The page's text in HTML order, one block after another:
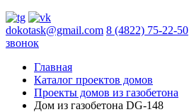
dokotask@gmail.com 8 (4822) 75-22-50
звонок
Главная
Каталог проектов домов
Проекты домов из газобетона
Дом из газобетона DG-148